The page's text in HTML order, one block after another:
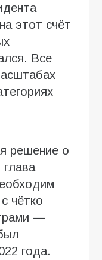
этот счёт
Все
решение о
чётко
—
года.